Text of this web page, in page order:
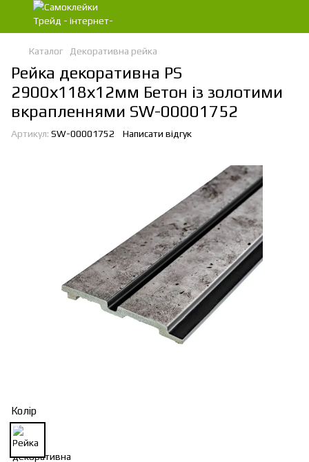
Каталог Декоративна рейка
Рейка декоративна PS
2900х118х12мм Бетон із золотими
вкрапленнями SW-00001752
Артикул: SW-00001752 Написати відгук
Колір